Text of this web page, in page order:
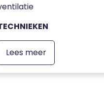
Lees meer